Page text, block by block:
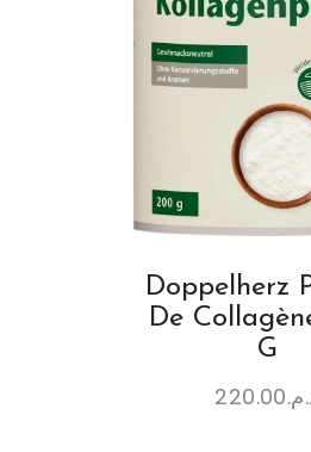
Doppelherz
De
G
220.00